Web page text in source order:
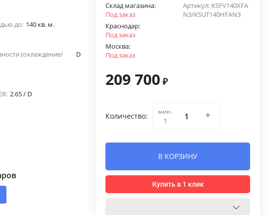
до: 140 кв. м.
(охлаждение/
D
2.65 / D
Артикул: KSFV140XFA
N3/KSUT140HFAN3
Склад магазина:
Под заказ
Краснодар:
Под заказ
Москва:
Под заказ
209 700 ₽
Количество:
мин.
1
В КОРЗИНУ
Купить в 1 клик